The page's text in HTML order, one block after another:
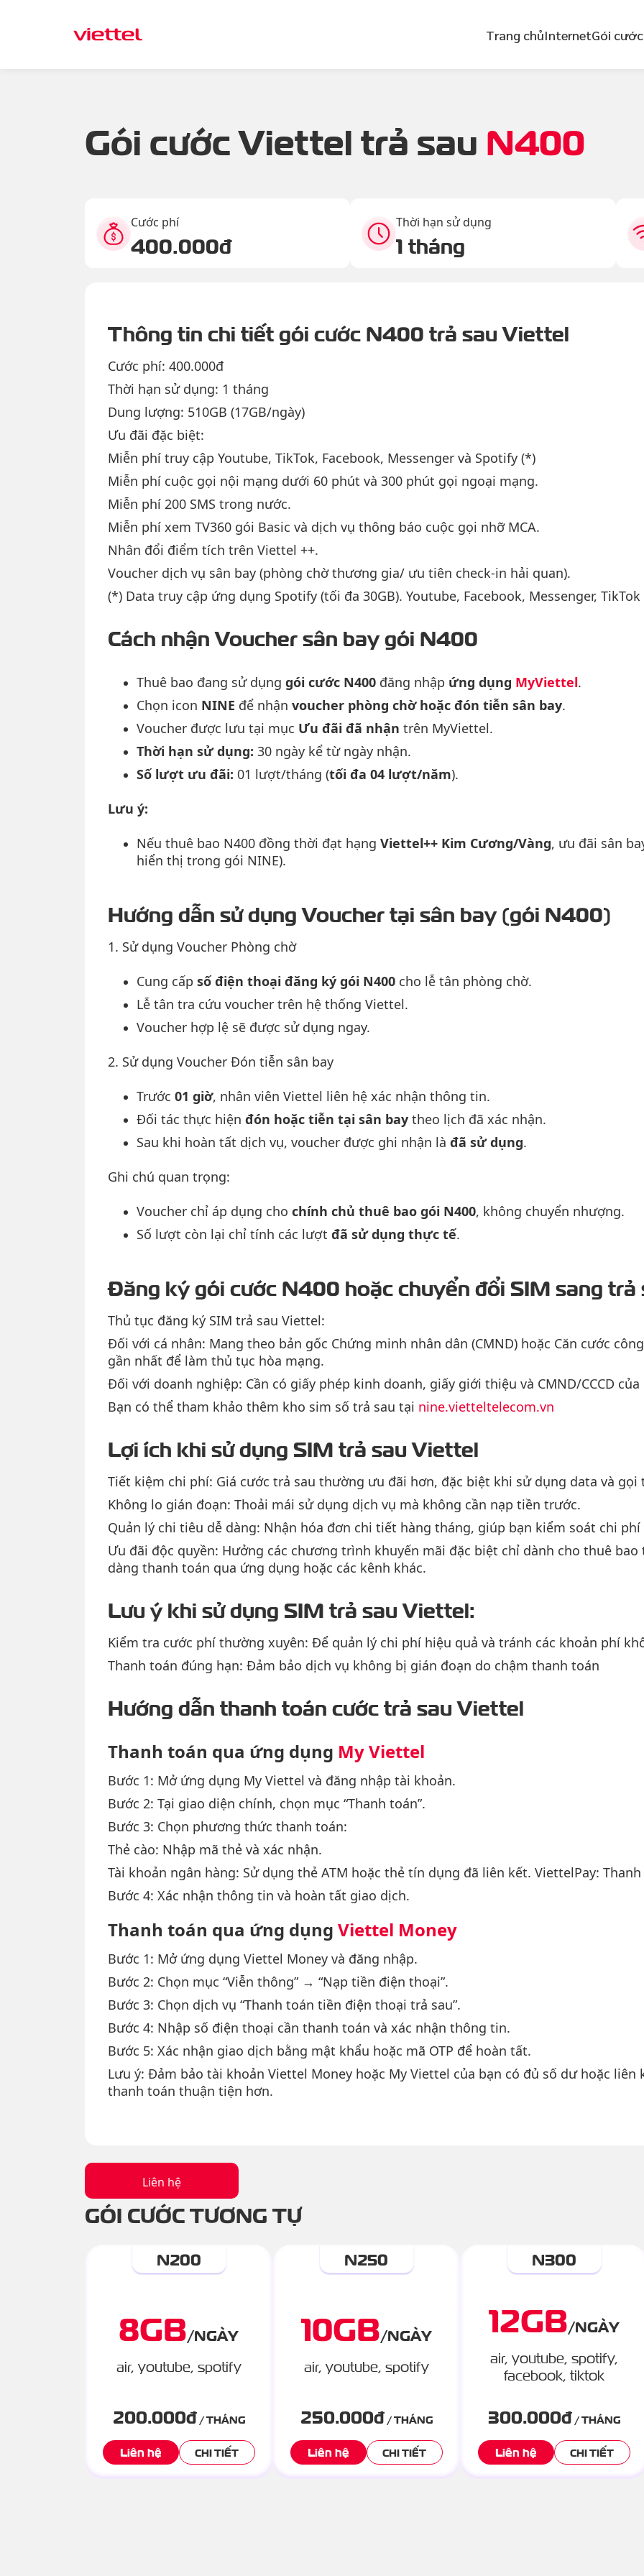
Trang chủInternetGói
Gói cước Viettel trả sau N400
Cước phí
400.000đ
Thời hạn sử dụng
1 tháng
Thông tin chi tiết gói cước N400 trả sau Viettel
Cước phí: 400.000đ
Thời hạn sử dụng: 1 tháng
Dung lượng: 510GB (17GB/ngày)
Ưu đãi đặc biệt:
Miễn phí truy cập Youtube, TikTok, Facebook, Messenger và Spotify (*)
Miễn phí cuộc gọi nội mạng dưới 60 phút và 300 phút gọi ngoại mạng.
Miễn phí 200 SMS trong nước.
Miễn phí xem TV360 gói Basic và dịch vụ thông báo cuộc gọi nhỡ MCA.
Nhân đổi điểm tích trên Viettel ++.
Voucher dịch vụ sân bay (phòng chờ thương gia/ ưu tiên check-in hải quan).
(*) Data truy cập ứng dụng Spotify (tối đa 30GB). Youtube, Facebook, Messenger,
Cách nhận Voucher sân bay gói N400
Thuê bao đang sử dụng gói cước N400 đăng nhập ứng dụng MyViettel.
Chọn icon NINE để nhận voucher phòng chờ hoặc đón tiễn sân bay.
Voucher được lưu tại mục Ưu đãi đã nhận trên MyViettel.
Thời hạn sử dụng: 30 ngày kể từ ngày nhận.
Số lượt ưu đãi: 01 lượt/tháng (tối đa 04 lượt/năm).
Lưu ý:
Nếu thuê bao N400 đồng thời đạt hạng Viettel++ Kim Cương/Vàng, ưu đãi sân
hiển thị trong gói NINE).
Hướng dẫn sử dụng Voucher tại sân bay (gói N400)
1. Sử dụng Voucher Phòng chờ
Cung cấp số điện thoại đăng ký gói N400 cho lễ tân phòng chờ.
Lễ tân tra cứu voucher trên hệ thống Viettel.
Voucher hợp lệ sẽ được sử dụng ngay.
2. Sử dụng Voucher Đón tiễn sân bay
Trước 01 giờ, nhân viên Viettel liên hệ xác nhận thông tin.
Đối tác thực hiện đón hoặc tiễn tại sân bay theo lịch đã xác nhận.
Sau khi hoàn tất dịch vụ, voucher được ghi nhận là đã sử dụng.
Ghi chú quan trọng:
Voucher chỉ áp dụng cho chính chủ thuê bao gói N400, không chuyển nhượng.
Số lượt còn lại chỉ tính các lượt đã sử dụng thực tế.
Đăng ký gói cước N400 hoặc chuyển đổi SIM sang trả
Thủ tục đăng ký SIM trả sau Viettel:
Đối với cá nhân: Mang theo bản gốc Chứng minh nhân dân (CMND) hoặc Căn cước
gần nhất để làm thủ tục hòa mạng.
Đối với doanh nghiệp: Cần có giấy phép kinh doanh, giấy giới thiệu và CMND/CCCD
Bạn có thể tham khảo thêm kho sim số trả sau tại nine.vietteltelecom.vn
Lợi ích khi sử dụng SIM trả sau Viettel
Tiết kiệm chi phí: Giá cước trả sau thường ưu đãi hơn, đặc biệt khi sử dụng data và gọi
Không lo gián đoạn: Thoải mái sử dụng dịch vụ mà không cần nạp tiền trước.
Quản lý chi tiêu dễ dàng: Nhận hóa đơn chi tiết hàng tháng, giúp bạn kiểm soát chi phí
Ưu đãi độc quyền: Hưởng các chương trình khuyến mãi đặc biệt chỉ dành cho thuê
dàng thanh toán qua ứng dụng hoặc các kênh khác.
Lưu ý khi sử dụng SIM trả sau Viettel:
Kiểm tra cước phí thường xuyên: Để quản lý chi phí hiệu quả và tránh các khoản phí
Thanh toán đúng hạn: Đảm bảo dịch vụ không bị gián đoạn do chậm thanh toán
Hướng dẫn thanh toán cước trả sau Viettel
Thanh toán qua ứng dụng My Viettel
Bước 1: Mở ứng dụng My Viettel và đăng nhập tài khoản.
Bước 2: Tại giao diện chính, chọn mục “Thanh toán”.
Bước 3: Chọn phương thức thanh toán:
Thẻ cào: Nhập mã thẻ và xác nhận.
Tài khoản ngân hàng: Sử dụng thẻ ATM hoặc thẻ tín dụng đã liên kết. ViettelPay:
Bước 4: Xác nhận thông tin và hoàn tất giao dịch.
Thanh toán qua ứng dụng Viettel Money
Bước 1: Mở ứng dụng Viettel Money và đăng nhập.
Bước 2: Chọn mục “Viễn thông” → “Nạp tiền điện thoại”.
Bước 3: Chọn dịch vụ “Thanh toán tiền điện thoại trả sau”.
Bước 4: Nhập số điện thoại cần thanh toán và xác nhận thông tin.
Bước 5: Xác nhận giao dịch bằng mật khẩu hoặc mã OTP để hoàn tất.
Lưu ý: Đảm bảo tài khoản Viettel Money hoặc My Viettel của bạn có đủ số dư hoặc
thanh toán thuận tiện hơn.
Liên hệ
GÓI CƯỚC TƯƠNG TỰ
N200
8GB/NGÀY
air, youtube, spotify
200.000đ / THÁNG
Liên hệ CHI TIẾT
N250
10GB/NGÀY
air, youtube, spotify
250.000đ / THÁNG
Liên hệ CHI TIẾT
N300
12GB/NGÀY
air, youtube, spotify,
facebook, tiktok
300.000đ / THÁNG
Liên hệ CHI TIẾT